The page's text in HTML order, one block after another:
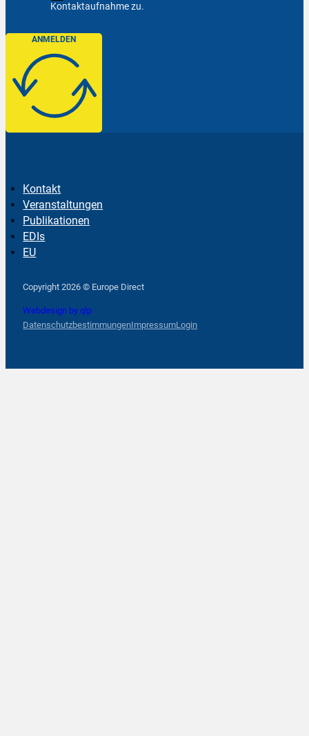
Kontaktaufnahme zu.
ANMELDEN
Kontakt
Veranstaltungen
Publikationen
EDIs
EU
Copyright 2026 © Europe Direct
Webdesign by qlp
DatenschutzbestimmungenImpressumLogin